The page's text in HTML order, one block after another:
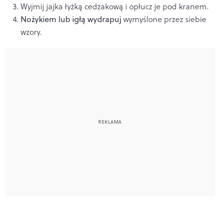
Wyjmij jajka łyżką cedzakową i opłucz je pod kranem.
Nożykiem lub igłą wydrapuj wymyślone przez siebie
wzory.